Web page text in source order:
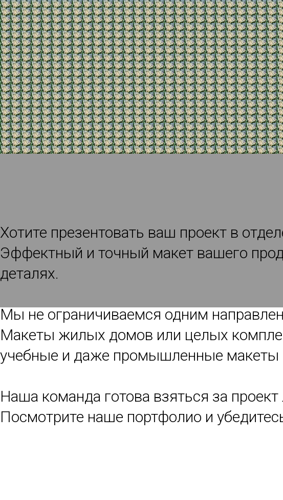
ПОРТФОЛИО
Хотите презентовать ваш проект в
Эффектный и точный макет вашего
деталях.
Мы не ограничиваемся одним
Макеты жилых домов или целых
учебные и даже промышленные макеты
Наша команда готова взяться за
Посмотрите наше портфолио и